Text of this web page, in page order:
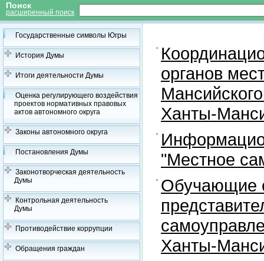
Поиск
расширенный поиск
Государственные символы Югры
История Думы
Итоги деятельности Думы
Оценка регулирующего воздействия
проектов нормативных правовых
актов автономного округа
Законы автономного округа
Постановления Думы
Законотворческая деятельность
Думы
Контрольная деятельность
Думы
Противодействие коррупции
Обращения граждан
органов
Ханты-
"Местное
Обучающие
Ханты-